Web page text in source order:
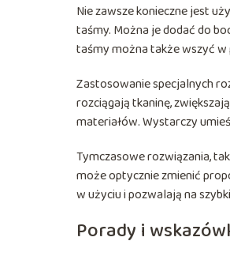
Nie zawsze konieczne jest
taśmy. Można je dodać do
taśmy można także wszyć w
Zastosowanie specjalnych
rozciągają tkaninę,
materiałów. Wystarczy
Tymczasowe rozwiązania,
może optycznie zmienić
w użyciu i pozwalają na
Porady i